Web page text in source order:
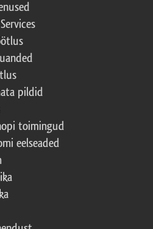
pildid
toimingud
eelseaded